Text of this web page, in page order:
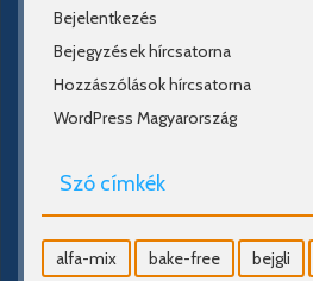
Bejelentkezés
Bejegyzések hírcsatorna
Hozzászólások hírcsatorna
WordPress Magyarország
Szó címkék
alfa-mix bake-free bejgli